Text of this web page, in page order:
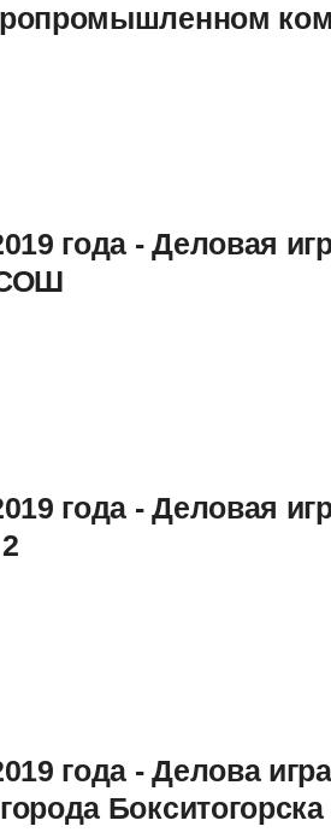
года - Деловая
года - Деловая
года - Делова
Бокситогорска